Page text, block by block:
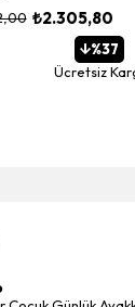
₺2.305,80
%37
Ücretsiz